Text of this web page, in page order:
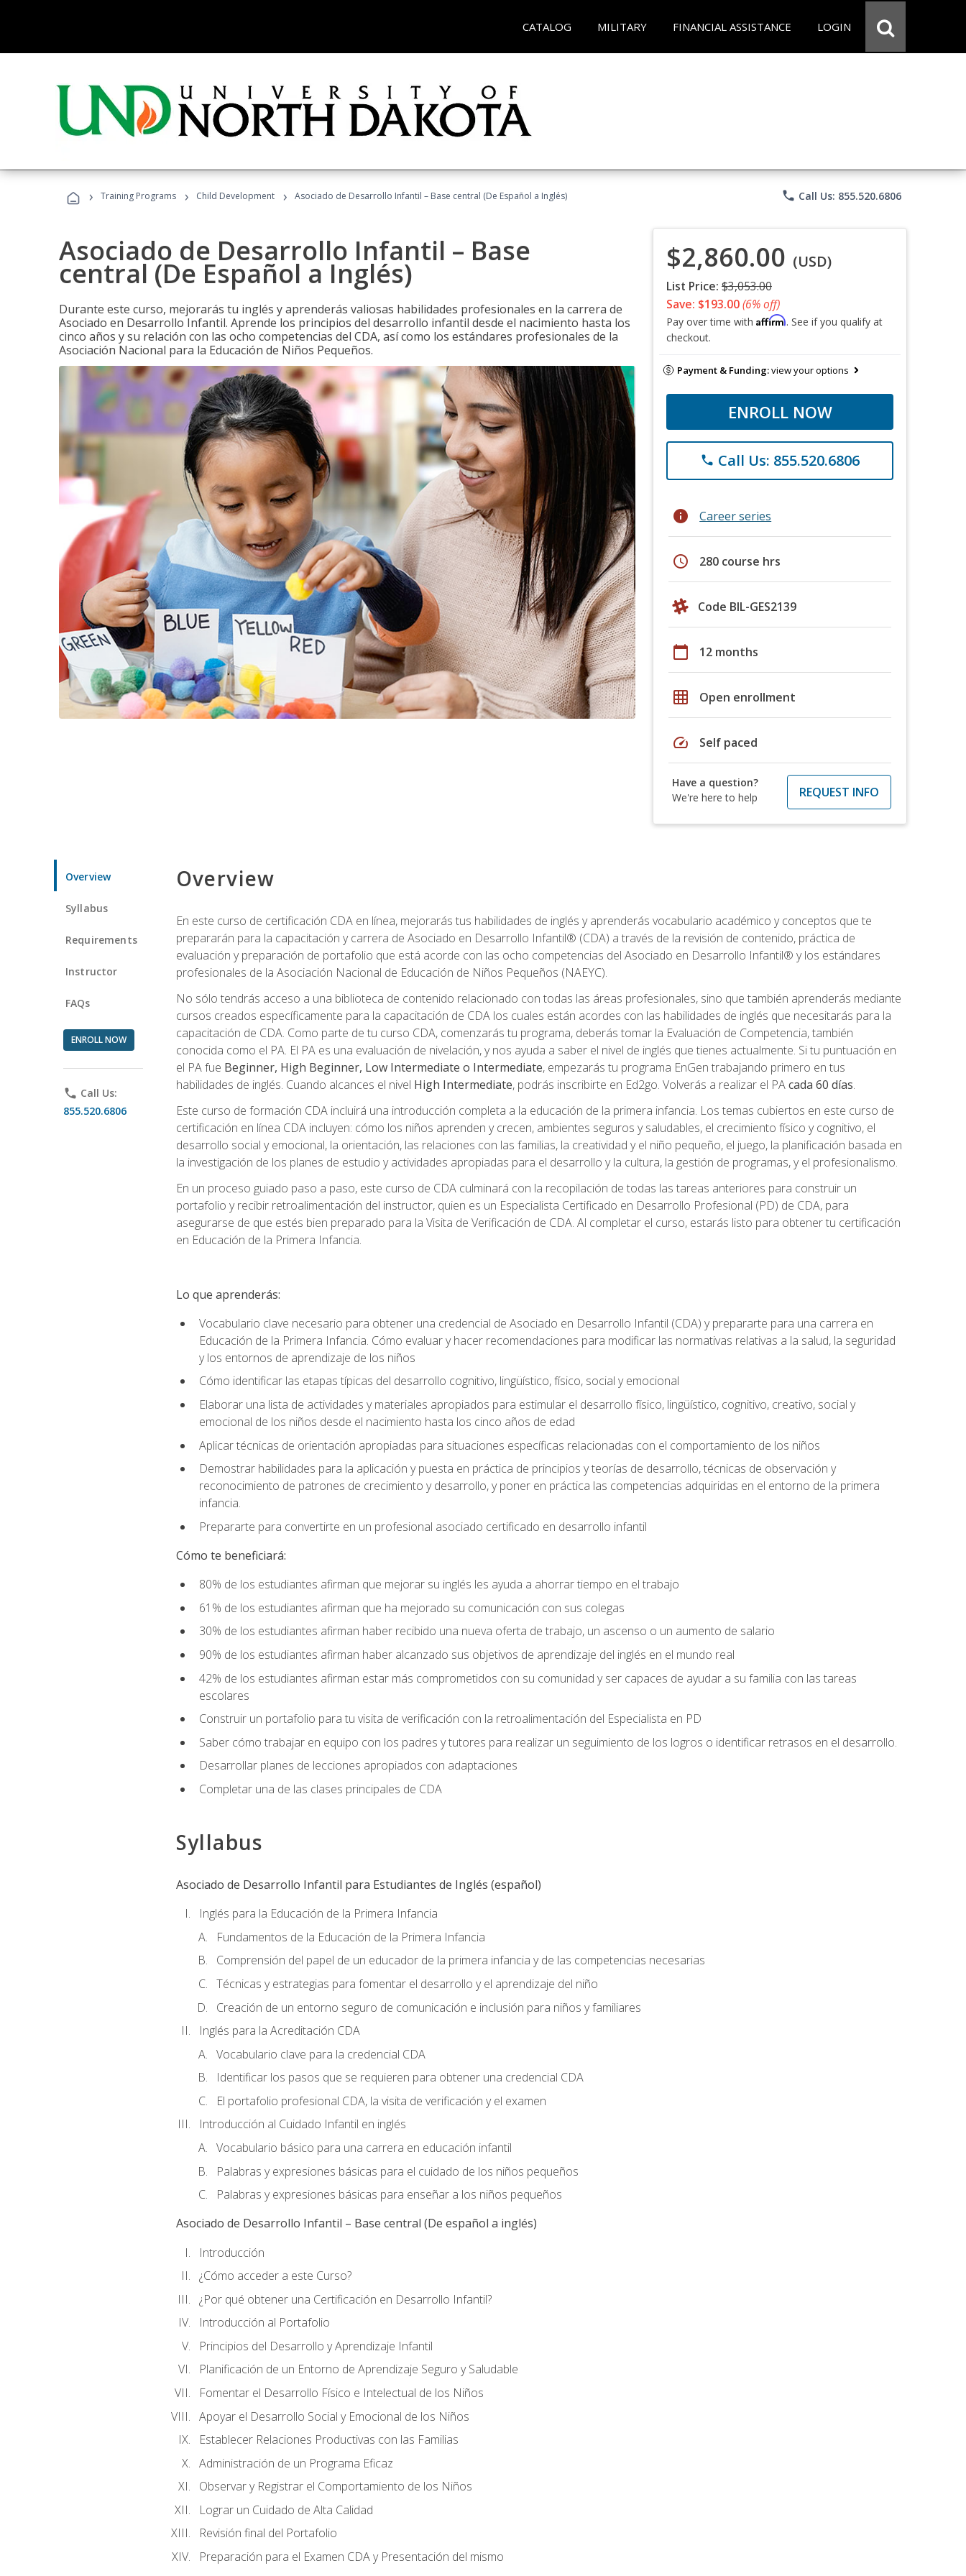
CATALOG MILITARY FINANCIAL ASSISTANCE LOGIN
› Training Programs › Child Development › Asociado de Desarrollo Infantil – Base central (De Español a Inglés) phone Call Us: 855.520.6806
Asociado de Desarrollo Infantil – Base
central (De Español a Inglés)
Durante este curso, mejorarás tu inglés y aprenderás valiosas habilidades profesionales en la carrera de
Asociado en Desarrollo Infantil. Aprende los principios del desarrollo infantil desde el nacimiento hasta los
cinco años y su relación con las ocho competencias del CDA, así como los estándares profesionales de la
Asociación Nacional para la Educación de Niños Pequeños.
$2,860.00 (USD)
List Price: $3,053.00
Save: $193.00(6% off)
Pay over time with Affirm. See if you qualify at
checkout.
Payment & Funding:view your options
ENROLL NOW
phone Call Us: 855.520.6806
info Career series
schedule 280 course hrs
Code BIL-GES2139
calendar_today 12 months
grid_on Open enrollment
speed Self paced
Have a question?
We're here to help
REQUEST INFO
Overview
Syllabus
Requirements
Instructor
FAQs
ENROLL NOW
phone Call Us:
855.520.6806
Overview
En este curso de certificación CDA en línea, mejorarás tus habilidades de inglés y aprenderás vocabulario académico y conceptos que te
prepararán para la capacitación y carrera de Asociado en Desarrollo Infantil® (CDA) a través de la revisión de contenido, práctica de
evaluación y preparación de portafolio que está acorde con las ocho competencias del Asociado en Desarrollo Infantil® y los estándares
profesionales de la Asociación Nacional de Educación de Niños Pequeños (NAEYC).
No sólo tendrás acceso a una biblioteca de contenido relacionado con todas las áreas profesionales, sino que también aprenderás mediante
cursos creados específicamente para la capacitación de CDA los cuales están acordes con las habilidades de inglés que necesitarás para la
capacitación de CDA. Como parte de tu curso CDA, comenzarás tu programa, deberás tomar la Evaluación de Competencia, también
conocida como el PA. El PA es una evaluación de nivelación, y nos ayuda a saber el nivel de inglés que tienes actualmente. Si tu puntuación en
el PA fue Beginner, High Beginner, Low Intermediate o Intermediate, empezarás tu programa EnGen trabajando primero en tus
habilidades de inglés. Cuando alcances el nivel High Intermediate, podrás inscribirte en Ed2go. Volverás a realizar el PAcada 60 días.
Este curso de formación CDA incluirá una introducción completa a la educación de la primera infancia. Los temas cubiertos en este curso de
certificación en línea CDA incluyen: cómo los niños aprenden y crecen, ambientes seguros y saludables, el crecimiento físico y cognitivo, el
desarrollo social y emocional, la orientación, las relaciones con las familias, la creatividad y el niño pequeño, el juego, la planificación basada en
la investigación de los planes de estudio y actividades apropiadas para el desarrollo y la cultura, la gestión de programas, y el profesionalismo.
En un proceso guiado paso a paso, este curso de CDA culminará con la recopilación de todas las tareas anteriores para construir un
portafolio y recibir retroalimentación del instructor, quien es un Especialista Certificado en Desarrollo Profesional (PD) de CDA, para
asegurarse de que estés bien preparado para la Visita de Verificación de CDA. Al completar el curso, estarás listo para obtener tu certificación
en Educación de la Primera Infancia.
Lo que aprenderás:
Vocabulario clave necesario para obtener una credencial de Asociado en Desarrollo Infantil (CDA) y prepararte para una carrera en
Educación de la Primera Infancia. Cómo evaluar y hacer recomendaciones para modificar las normativas relativas a la salud, la seguridad
y los entornos de aprendizaje de los niños
Cómo identificar las etapas típicas del desarrollo cognitivo, lingüístico, físico, social y emocional
Elaborar una lista de actividades y materiales apropiados para estimular el desarrollo físico, lingüístico, cognitivo, creativo, social y
emocional de los niños desde el nacimiento hasta los cinco años de edad
Aplicar técnicas de orientación apropiadas para situaciones específicas relacionadas con el comportamiento de los niños
Demostrar habilidades para la aplicación y puesta en práctica de principios y teorías de desarrollo, técnicas de observación y
reconocimiento de patrones de crecimiento y desarrollo, y poner en práctica las competencias adquiridas en el entorno de la primera
infancia.
Prepararte para convertirte en un profesional asociado certificado en desarrollo infantil
Cómo te beneficiará:
80% de los estudiantes afirman que mejorar su inglés les ayuda a ahorrar tiempo en el trabajo
61% de los estudiantes afirman que ha mejorado su comunicación con sus colegas
30% de los estudiantes afirman haber recibido una nueva oferta de trabajo, un ascenso o un aumento de salario
90% de los estudiantes afirman haber alcanzado sus objetivos de aprendizaje del inglés en el mundo real
42% de los estudiantes afirman estar más comprometidos con su comunidad y ser capaces de ayudar a su familia con las tareas
escolares
Construir un portafolio para tu visita de verificación con la retroalimentación del Especialista en PD
Saber cómo trabajar en equipo con los padres y tutores para realizar un seguimiento de los logros o identificar retrasos en el desarrollo.
Desarrollar planes de lecciones apropiados con adaptaciones
Completar una de las clases principales de CDA
Syllabus
Asociado de Desarrollo Infantil para Estudiantes de Inglés (español)
Inglés para la Educación de la Primera Infancia
Fundamentos de la Educación de la Primera Infancia
Comprensión del papel de un educador de la primera infancia y de las competencias necesarias
Técnicas y estrategias para fomentar el desarrollo y el aprendizaje del niño
Creación de un entorno seguro de comunicación e inclusión para niños y familiares
Inglés para la Acreditación CDA
Vocabulario clave para la credencial CDA
Identificar los pasos que se requieren para obtener una credencial CDA
El portafolio profesional CDA, la visita de verificación y el examen
Introducción al Cuidado Infantil en inglés
Vocabulario básico para una carrera en educación infantil
Palabras y expresiones básicas para el cuidado de los niños pequeños
Palabras y expresiones básicas para enseñar a los niños pequeños
Asociado de Desarrollo Infantil – Base central (De español a inglés)
Introducción
¿Cómo acceder a este Curso?
¿Por qué obtener una Certificación en Desarrollo Infantil?
Introducción al Portafolio
Principios del Desarrollo y Aprendizaje Infantil
Planificación de un Entorno de Aprendizaje Seguro y Saludable
Fomentar el Desarrollo Físico e Intelectual de los Niños
Apoyar el Desarrollo Social y Emocional de los Niños
Establecer Relaciones Productivas con las Familias
Administración de un Programa Eficaz
Observar y Registrar el Comportamiento de los Niños
Lograr un Cuidado de Alta Calidad
Revisión final del Portafolio
Preparación para el Examen CDA y Presentación del mismo